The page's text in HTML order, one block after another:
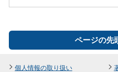
ページの先
個人情報の取り扱い